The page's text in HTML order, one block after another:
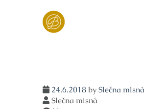
24.6.2018bySlečna mlsná
Slečna mlsná